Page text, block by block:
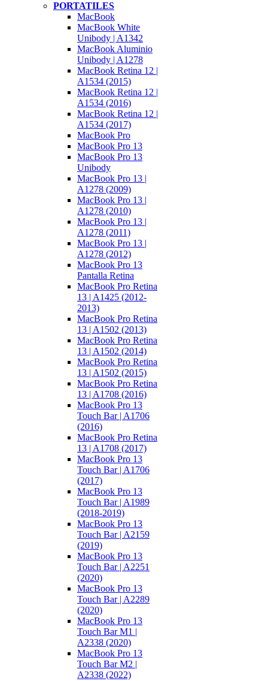
PORTATILES
MacBook
MacBook White
Unibody | A1342
MacBook Aluminio
Unibody | A1278
MacBook Retina 12 |
A1534 (2015)
MacBook Retina 12 |
A1534 (2016)
MacBook Retina 12 |
A1534 (2017)
MacBook Pro
MacBook Pro 13
MacBook Pro 13
Unibody
MacBook Pro 13 |
A1278 (2009)
MacBook Pro 13 |
A1278 (2010)
MacBook Pro 13 |
A1278 (2011)
MacBook Pro 13 |
A1278 (2012)
MacBook Pro 13
Pantalla Retina
MacBook Pro Retina
13 | A1425 (2012-
2013)
MacBook Pro Retina
13 | A1502 (2013)
MacBook Pro Retina
13 | A1502 (2014)
MacBook Pro Retina
13 | A1502 (2015)
MacBook Pro Retina
13 | A1708 (2016)
MacBook Pro 13
Touch Bar | A1706
(2016)
MacBook Pro Retina
13 | A1708 (2017)
MacBook Pro 13
Touch Bar | A1706
(2017)
MacBook Pro 13
Touch Bar | A1989
(2018-2019)
MacBook Pro 13
Touch Bar | A2159
(2019)
MacBook Pro 13
Touch Bar | A2251
(2020)
MacBook Pro 13
Touch Bar | A2289
(2020)
MacBook Pro 13
Touch Bar M1 |
A2338 (2020)
MacBook Pro 13
Touch Bar M2 |
A2338 (2022)